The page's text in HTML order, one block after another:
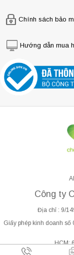
Chính sách bảo
Hướng dẫn mua
Công ty
Địa chỉ : 9/
Giấy phép kinh doanh
HCM: